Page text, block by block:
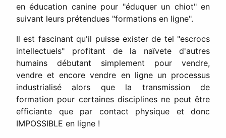
en éducation canine pour "éduquer un chiot" en
suivant leurs prétendues "formations en ligne".
Il est fascinant qu'il puisse exister de tel "escrocs
intellectuels" profitant de la naïvete d'autres
humains débutant simplement pour vendre,
vendre et encore vendre en ligne un processus
industrialisé alors que la transmission de
formation pour certaines disciplines ne peut être
efficiante que par contact physique et donc
IMPOSSIBLE en ligne !